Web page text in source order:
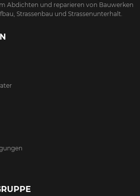
Abdichten und reparieren von Bauwerken
Strassenbau und Strassenunterhalt.